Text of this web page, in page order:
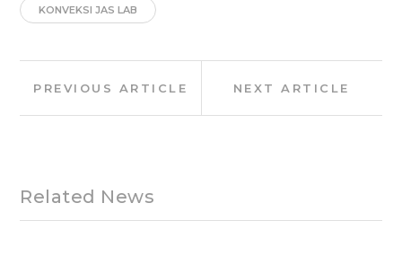
KONVEKSI JAS LAB
navigation
PREVIOUS ARTICLE NEXT ARTICLE
Related News